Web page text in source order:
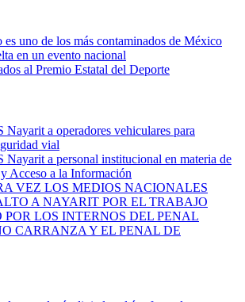
es uno de los más contaminados de México
en un evento nacional
al Premio Estatal del Deporte
Nayarit a operadores vehiculares para
vial
Nayarit a personal institucional en materia de
Acceso a la Información
VEZ LOS MEDIOS NACIONALES
A NAYARIT POR EL TRABAJO
LOS INTERNOS DEL PENAL
CARRANZA Y EL PENAL DE